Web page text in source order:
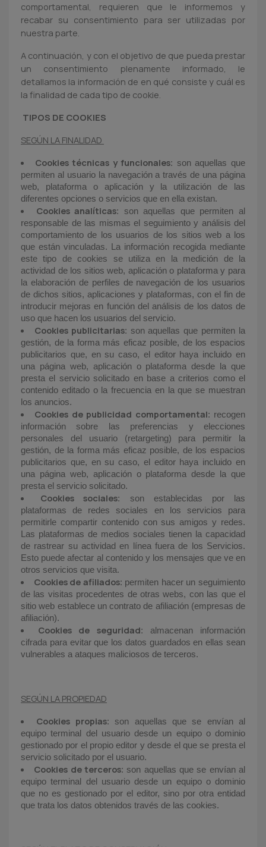
comportamental, requieren que le informemos y
recabar su consentimiento para ser utilizadas por
nuestra parte.
A continuación, y con el objetivo de que pueda prestar
un consentimiento plenamente informado, le
detallamos la información de en qué consiste y cuál es
la finalidad de cada tipo de cookie.
TIPOS DE COOKIES
SEGÚN LA FINALIDAD
Cookies técnicas y funcionales: son aquellas que
permiten al usuario la navegación a través de una página
web, plataforma o aplicación y la utilización de las
diferentes opciones o servicios que en ella existan.
Cookies analíticas: son aquellas que permiten al
responsable de las mismas el seguimiento y análisis del
comportamiento de los usuarios de los sitios web a los
que están vinculadas. La información recogida mediante
este tipo de cookies se utiliza en la medición de la
actividad de los sitios web, aplicación o plataforma y para
la elaboración de perfiles de navegación de los usuarios
de dichos sitios, aplicaciones y plataformas, con el fin de
introducir mejoras en función del análisis de los datos de
uso que hacen los usuarios del servicio.
Cookies publicitarias: son aquellas que permiten la
gestión, de la forma más eficaz posible, de los espacios
publicitarios que, en su caso, el editor haya incluido en
una página web, aplicación o plataforma desde la que
presta el servicio solicitado en base a criterios como el
contenido editado o la frecuencia en la que se muestran
los anuncios.
Cookies de publicidad comportamental: recogen
información sobre las preferencias y elecciones
personales del usuario (retargeting) para permitir la
gestión, de la forma más eficaz posible, de los espacios
publicitarios que, en su caso, el editor haya incluido en
una página web, aplicación o plataforma desde la que
presta el servicio solicitado.
Cookies sociales: son establecidas por las
plataformas de redes sociales en los servicios para
permitirle compartir contenido con sus amigos y redes.
Las plataformas de medios sociales tienen la capacidad
de rastrear su actividad en línea fuera de los Servicios.
Esto puede afectar al contenido y los mensajes que ve en
otros servicios que visita.
Cookies de afiliados: permiten hacer un seguimiento
de las visitas procedentes de otras webs, con las que el
sitio web establece un contrato de afiliación (empresas de
afiliación).
Cookies de seguridad: almacenan información
cifrada para evitar que los datos guardados en ellas sean
vulnerables a ataques maliciosos de terceros.
SEGÚN LA PROPIEDAD
Cookies propias: son aquellas que se envían al
equipo terminal del usuario desde un equipo o dominio
gestionado por el propio editor y desde el que se presta el
servicio solicitado por el usuario.
Cookies de terceros: son aquellas que se envían al
equipo terminal del usuario desde un equipo o dominio
que no es gestionado por el editor, sino por otra entidad
que trata los datos obtenidos través de las cookies.